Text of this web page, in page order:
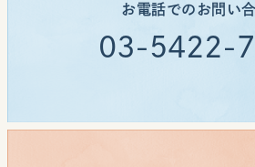
お電話でのお問い
03-5422-